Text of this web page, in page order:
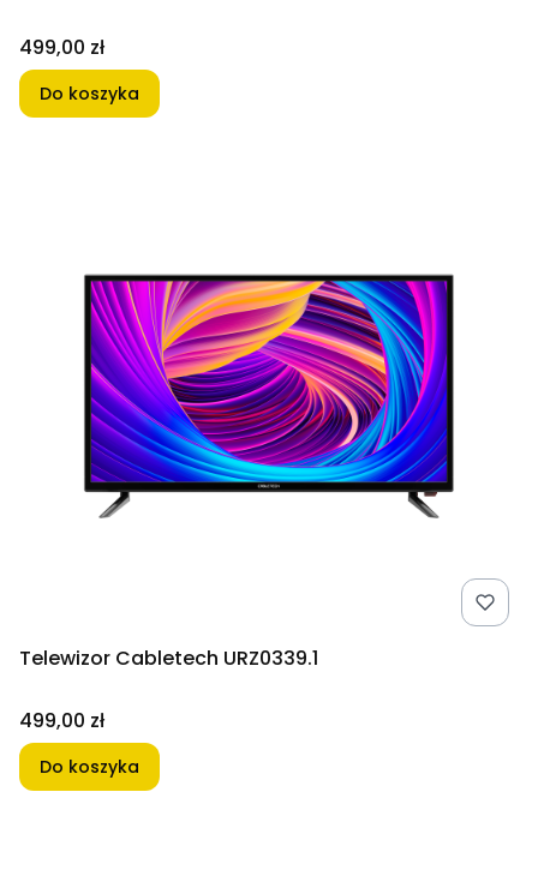
Cena
499,00 zł
Do koszyka
Telewizor Cabletech URZ0339.1
Cena
499,00 zł
Do koszyka